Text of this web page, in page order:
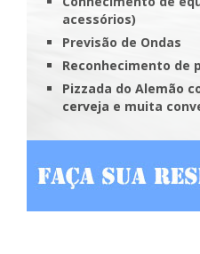
acessórios)
Previsão de Ondas
Reconhecimento de
Pizzada do Alemão
cerveja e muita